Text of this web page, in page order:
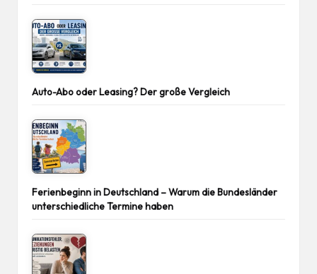
Auto-Abo oder Leasing? Der große Vergleich
Ferienbeginn in Deutschland – Warum die Bundesländer
unterschiedliche Termine haben